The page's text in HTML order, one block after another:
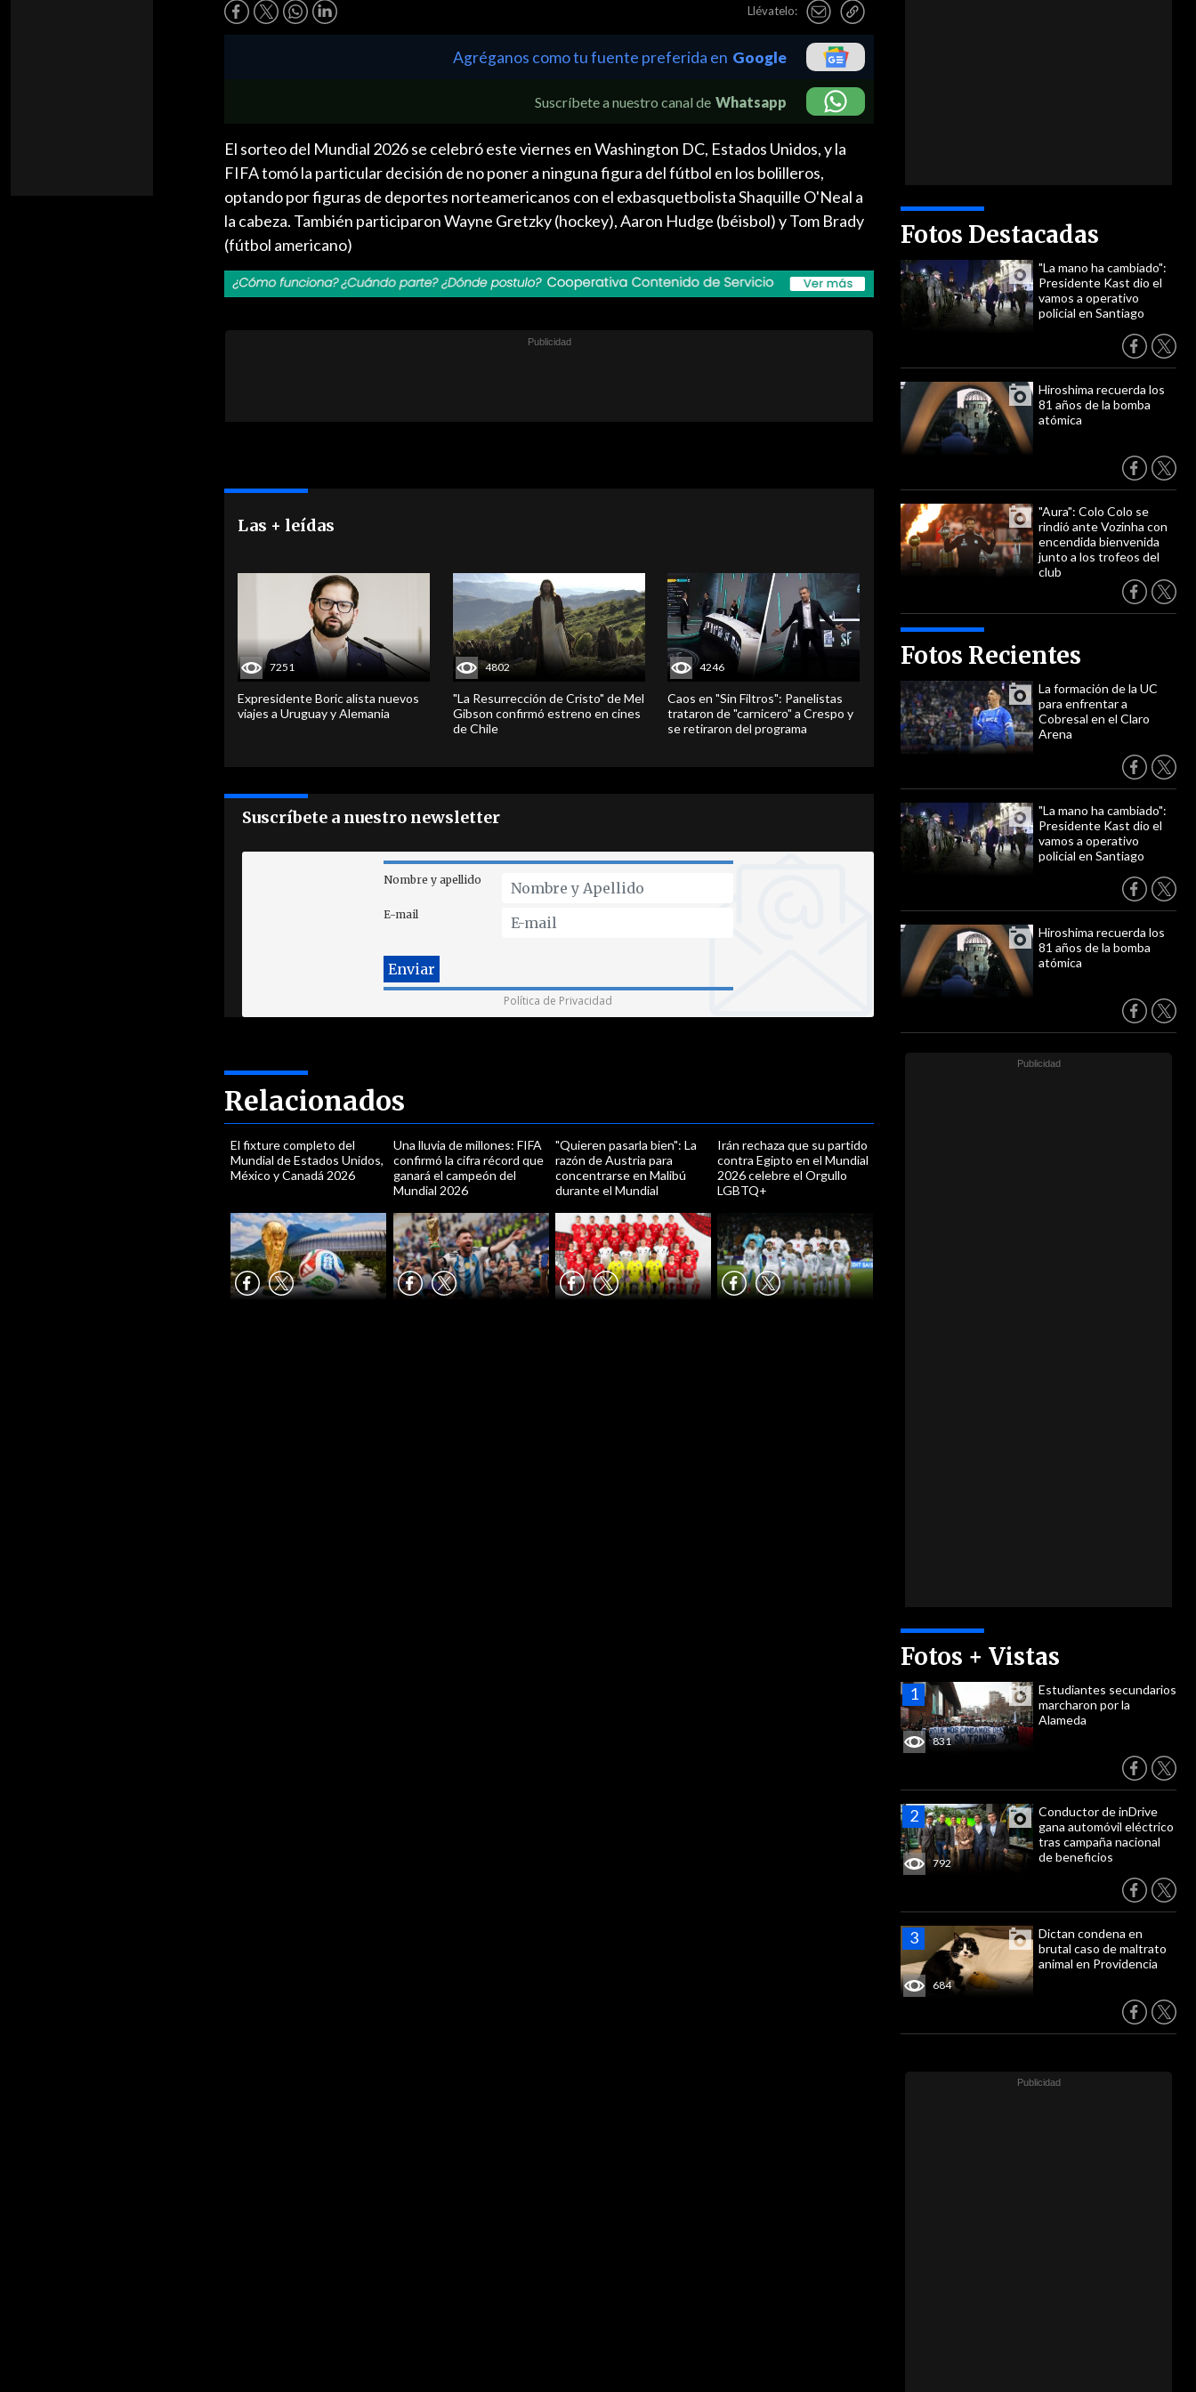
Llévatelo:
Fotos Destacadas
"La mano ha cambiado":
Presidente Kast dio el
vamos a operativo
policial en Santiago
Hiroshima recuerda los
81 años de la bomba
atómica
"Aura": Colo Colo se
rindió ante Vozinha con
encendida bienvenida
junto a los trofeos del
club
Fotos Recientes
La formación de la UC
para enfrentar a
Cobresal en el Claro
Arena
"La mano ha cambiado":
Presidente Kast dio el
vamos a operativo
policial en Santiago
Hiroshima recuerda los
81 años de la bomba
atómica
Fotos + Vistas
831
Estudiantes secundarios
marcharon por la
Alameda
792
Conductor de inDrive
gana automóvil eléctrico
tras campaña nacional
de beneficios
684
Dictan condena en
brutal caso de maltrato
animal en Providencia
Agréganos como tu fuente preferida en Google
Suscríbete a nuestro canal de Whatsapp
El sorteo del Mundial 2026 se celebró este viernes en Washington DC, Estados Unidos, y la
FIFA tomó la particular decisión de no poner a ninguna figura del fútbol en los bolilleros,
optando por figuras de deportes norteamericanos con el exbasquetbolista Shaquille O'Neal a
la cabeza. También participaron Wayne Gretzky (hockey), Aaron Hudge (béisbol) y Tom Brady
(fútbol americano)
Las + leídas
7251
Expresidente Boric alista nuevos
viajes a Uruguay y Alemania
4802
"La Resurrección de Cristo" de Mel
Gibson confirmó estreno en cines
de Chile
4246
Caos en "Sin Filtros": Panelistas
trataron de "carnicero" a Crespo y
se retiraron del programa
Suscríbete a nuestro newsletter
Nombre y apellido
E-mail
Política de Privacidad
Relacionados
El fixture completo del
Mundial de Estados Unidos,
México y Canadá 2026
Una lluvia de millones: FIFA
confirmó la cifra récord que
ganará el campeón del
Mundial 2026
"Quieren pasarla bien": La
razón de Austria para
concentrarse en Malibú
durante el Mundial
Irán rechaza que su partido
contra Egipto en el Mundial
2026 celebre el Orgullo
LGBTQ+